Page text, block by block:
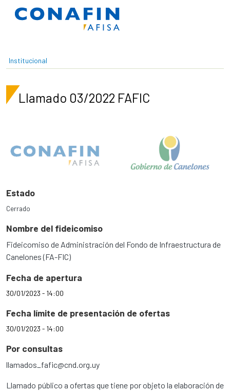
Pasar al contenido principal
Institucional
Llamado 03/2022 FAFIC
Estado
Cerrado
Nombre del fideicomiso
Fideicomiso de Administración del Fondo de Infraestructura de
Canelones (FA-FIC)
Fecha de apertura
30/01/2023 - 14:00
Fecha límite de presentación de ofertas
30/01/2023 - 14:00
Por consultas
llamados_fafic@cnd.org.uy
Llamado público a ofertas que tiene por objeto la elaboración de